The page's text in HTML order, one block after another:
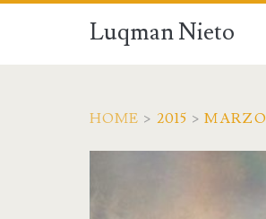
Luqman Nieto
HOME > 2015 > MARZO